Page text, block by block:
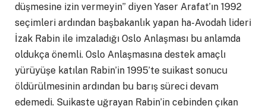
düşmesine izin vermeyin” diyen Yaser Arafat’ın 1992
seçimleri ardından başbakanlık yapan ha-Avodah lideri
İzak Rabin ile imzaladığı Oslo Anlaşması bu anlamda
oldukça önemli. Oslo Anlaşmasına destek amaçlı
yürüyüşe katılan Rabin’in 1995’te suikast sonucu
öldürülmesinin ardından bu barış süreci devam
edemedi. Suikaste uğrayan Rabin’in cebinden çıkan